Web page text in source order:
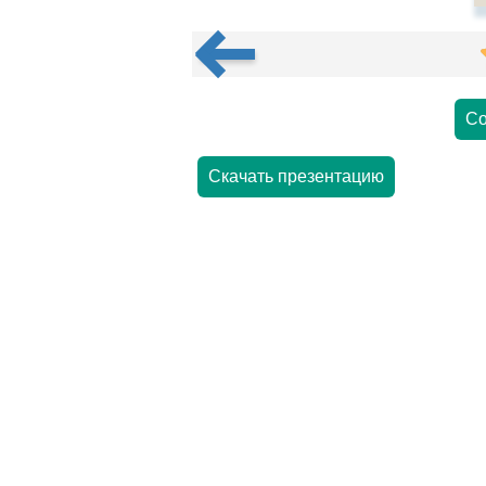
Скачать презентацию